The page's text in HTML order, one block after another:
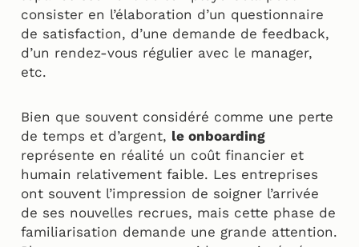
consister en l’élaboration d’un questionnaire
de satisfaction, d’une demande de feedback,
d’un rendez-vous régulier avec le manager,
etc.
Bien que souvent considéré comme une perte
de temps et d’argent, le onboarding
représente en réalité un coût financier et
humain relativement faible. Les entreprises
ont souvent l’impression de soigner l’arrivée
de ses nouvelles recrues, mais cette phase de
familiarisation demande une grande attention.